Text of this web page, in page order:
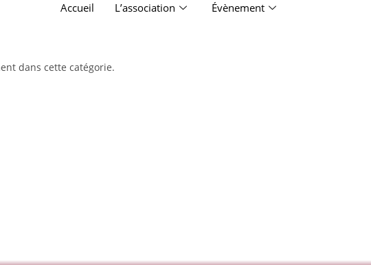
Accueil L’association Évènement
dans cette catégorie.